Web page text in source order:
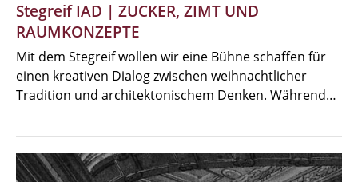
Stegreif IAD | ZUCKER, ZIMT UND
RAUMKONZEPTE
Mit dem Stegreif wollen wir eine Bühne schaffen für
einen kreativen Dialog zwischen weihnachtlicher
Tradition und architektonischem Denken. Während…